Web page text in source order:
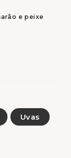
e peixe
Uvas